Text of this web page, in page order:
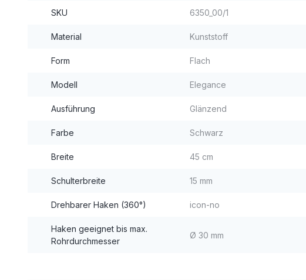
SKU 6350_00/1
Material Kunststoff
Form Flach
Modell Elegance
Ausführung Glänzend
Farbe Schwarz
Breite 45 cm
Schulterbreite 15 mm
Drehbarer Haken (360°) icon-no
Haken geeignet bis max.
Rohrdurchmesser
Ø 30 mm